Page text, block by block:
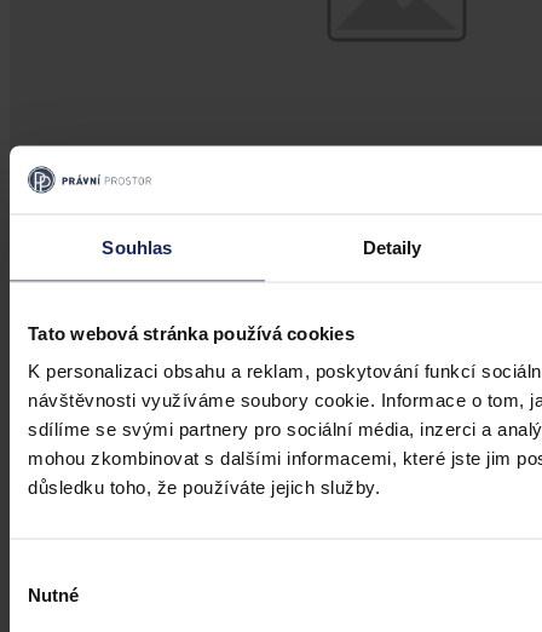
Souhlas Detaily
Tato webová stránka používá cookies
K personalizaci obsahu a reklam, poskytování funkcí
návštěvnosti využíváme soubory cookie. Informace o tom,
sdílíme se svými partnery pro sociální média, inzerci a
mohou zkombinovat s dalšími informacemi, které jste jim
důsledku toho, že používáte jejich služby.
souhlasu
Nutné
zpoždění, firmám bez jasného systému
přesto hrozí pokuty i doplacení mezd
Česko má podle Eurostatu jeden z nejvyšších rozdílů v odměňování
žen a mužů v EU – gender pay gap dosahuje okolo 18 %. Evropská
pravidla pro transparentní odměňování, jejichž cílem je narovnat
informační asymetrii na pracovním trhu a dlouhodobě tak přispět i